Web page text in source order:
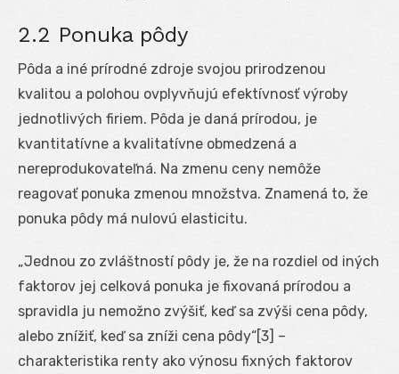
2.2 Ponuka pôdy
Pôda a iné prírodné zdroje svojou prirodzenou
kvalitou a polohou ovplyvňujú efektívnosť výroby
jednotlivých firiem. Pôda je daná prírodou, je
kvantitatívne a kvalitatívne obmedzená a
nereprodukovateľná. Na zmenu ceny nemôže
reagovať ponuka zmenou množstva. Znamená to, že
ponuka pôdy má nulovú elasticitu.
„Jednou zo zvláštností pôdy je, že na rozdiel od iných
faktorov jej celková ponuka je fixovaná prírodou a
spravidla ju nemožno zvýšiť, keď sa zvýši cena pôdy,
alebo znížiť, keď sa zníži cena pôdy“[3] –
charakteristika renty ako výnosu fixných faktorov